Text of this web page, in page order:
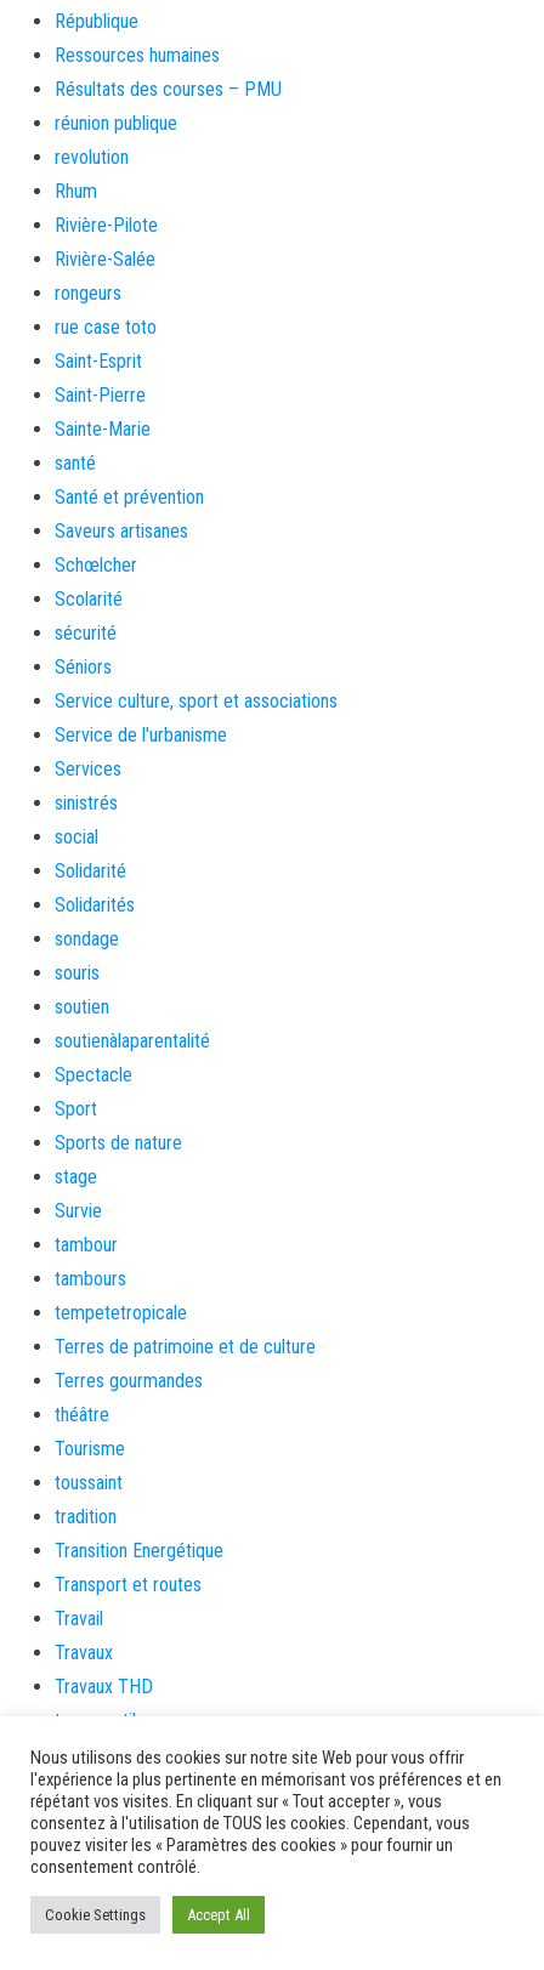
République
Ressources humaines
Résultats des courses – PMU
réunion publique
revolution
Rhum
Rivière-Pilote
Rivière-Salée
rongeurs
rue case toto
Saint-Esprit
Saint-Pierre
Sainte-Marie
santé
Santé et prévention
Saveurs artisanes
Schœlcher
Scolarité
sécurité
Séniors
Service culture, sport et associations
Service de l'urbanisme
Services
sinistrés
social
Solidarité
Solidarités
sondage
souris
soutien
soutienàlaparentalité
Spectacle
Sport
Sports de nature
stage
Survie
tambour
tambours
tempetetropicale
Terres de patrimoine et de culture
Terres gourmandes
théâtre
Tourisme
toussaint
tradition
Transition Energétique
Transport et routes
Travail
Travaux
Travaux THD
travaux utiles
TSUNAMI
TZCLD
uncategorized
Venir en Martinique
Video
vidététladjéko
Nous utilisons des cookies sur notre site Web pour vous offrir
l'expérience la plus pertinente en mémorisant vos préférences et en
répétant vos visites. En cliquant sur « Tout accepter », vous
consentez à l'utilisation de TOUS les cookies. Cependant, vous
pouvez visiter les « Paramètres des cookies » pour fournir un
consentement contrôlé.
Cookie Settings Accept All